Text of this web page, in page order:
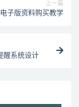
上一篇
子版资料购买教学
醒系统设计